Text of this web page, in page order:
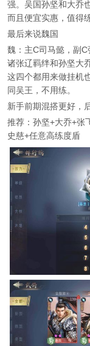
强。吴国孙坚和大乔
而且便宜实惠，值得练
最后来说魏国
魏：主C司马懿，副
诸张辽羁绊和孙坚大
这四个都用来做挂机
同吴王，不用练。
新手前期混搭更好，
推荐：孙坚+大乔+张
史慈+任意高练度盾